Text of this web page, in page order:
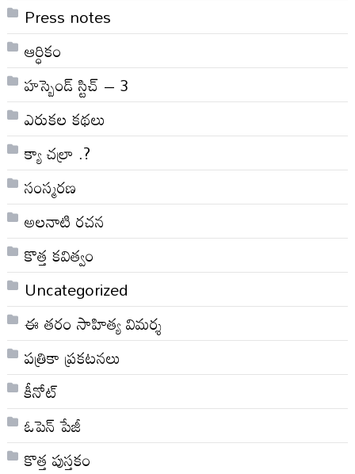
Press notes
ఆర్ధికం
హస్బెండ్ స్టిచ్ – 3
ఎరుకల కథలు
క్యా చల్రా .?
సంస్మరణ
అలనాటి రచన
కొత్త కవిత్వం
Uncategorized
ఈ తరం సాహిత్య విమర్శ
పత్రికా ప్రకటనలు
కీనోట్
ఓపెన్ పేజీ
కొత్త పుస్తకం